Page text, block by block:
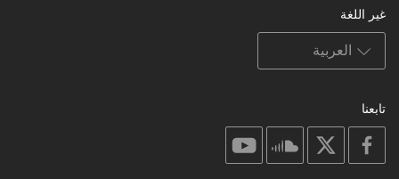
غير اللغة
تابعنا
facebook
soundcloud